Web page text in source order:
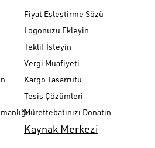
Fiyat Eşleştirme Sözü
Logonuzu Ekleyin
Teklif İsteyin
Vergi Muafiyeti
Kargo Tasarrufu
Tesis Çözümleri
Mürettebatınızı Donatın
Kaynak Merkezi